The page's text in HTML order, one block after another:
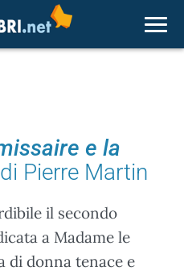
e la
di Pierre Martin
il secondo
a Madame le
di donna tenace e